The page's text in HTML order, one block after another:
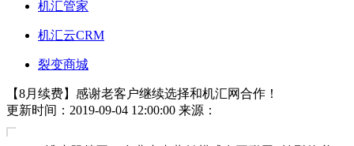
机汇管家
机汇云CRM
裂变商城
【8月续费】感谢老客户继续选择和机汇网合作！
更新时间：2019-09-04 12:00:00 来源：